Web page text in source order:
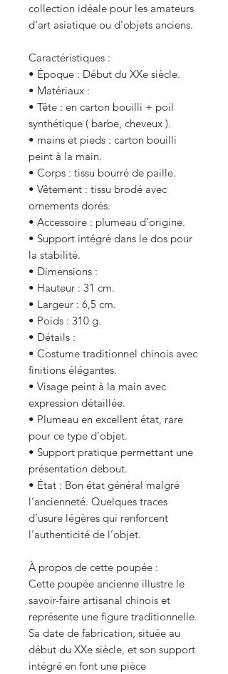
collection idéale pour les amateurs
d'art asiatique ou d'objets anciens.
Caractéristiques :
• Époque : Début du XXe siècle.
• Matériaux :
• Tête : en carton bouilli + poil
synthétique ( barbe, cheveux ).
• mains et pieds : carton bouilli
peint à la main.
• Corps : tissu bourré de paille.
• Vêtement : tissu brodé avec
ornements dorés.
• Accessoire : plumeau d’origine.
• Support intégré dans le dos pour
la stabilité.
• Dimensions :
• Hauteur : 31 cm.
• Largeur : 6,5 cm.
• Poids : 310 g.
• Détails :
• Costume traditionnel chinois avec
finitions élégantes.
• Visage peint à la main avec
expression détaillée.
• Plumeau en excellent état, rare
pour ce type d’objet.
• Support pratique permettant une
présentation debout.
• État : Bon état général malgré
l’ancienneté. Quelques traces
d’usure légères qui renforcent
l’authenticité de l’objet.
À propos de cette poupée :
Cette poupée ancienne illustre le
savoir-faire artisanal chinois et
représente une figure traditionnelle.
Sa date de fabrication, située au
début du XXe siècle, et son support
intégré en font une pièce